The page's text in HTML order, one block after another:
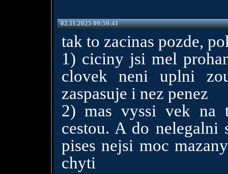
02.11.2025 09:59:41
tak to zacinas pozde,
1) ciciny jsi mel
clovek neni uplni
zaspasuje i nez penez
2) mas vyssi vek na
cestou. A do nelegalni
pises nejsi moc
chyti